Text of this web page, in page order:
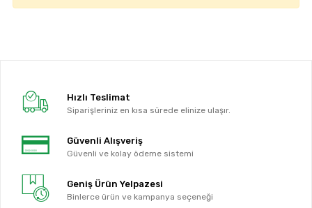
Hızlı Teslimat
Siparişleriniz en kısa sürede elinize ulaşır.
Güvenli Alışveriş
Güvenli ve kolay ödeme sistemi
Geniş Ürün Yelpazesi
Binlerce ürün ve kampanya seçeneği